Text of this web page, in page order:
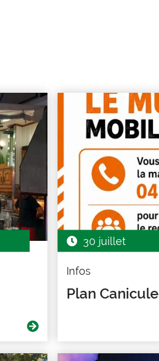
30 juillet
Infos
Plan Canicule